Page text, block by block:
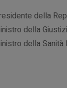
della
della
della Sanità